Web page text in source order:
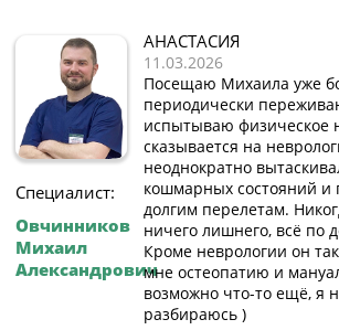
Специалист:
Овчинников
Михаил
Александрович
АНАСТАСИЯ
11.03.2026
Посещаю Михаила уже
периодически
испытываю физическое
сказывается на
неоднократно
кошмарных состояний и
долгим перелетам.
ничего лишнего, всё по
Кроме неврологии он
мне остеопатию и
возможно что-то ещё, я
разбираюсь )